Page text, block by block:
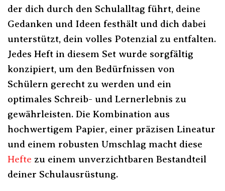
der dich durch den Schulalltag führt, deine
Gedanken und Ideen festhält und dich dabei
unterstützt, dein volles Potenzial zu entfalten.
Jedes Heft in diesem Set wurde sorgfältig
konzipiert, um den Bedürfnissen von
Schülern gerecht zu werden und ein
optimales Schreib- und Lernerlebnis zu
gewährleisten. Die Kombination aus
hochwertigem Papier, einer präzisen Lineatur
und einem robusten Umschlag macht diese
Hefte zu einem unverzichtbaren Bestandteil
deiner Schulausrüstung.